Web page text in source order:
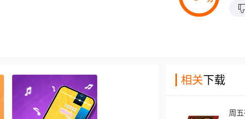
相关下载